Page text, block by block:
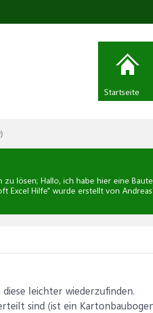
zu lösen; Hallo, ich habe hier eine
Excel Hilfe" wurde erstellt von
leichter wiederzufinden.
sind (ist ein
Startseite